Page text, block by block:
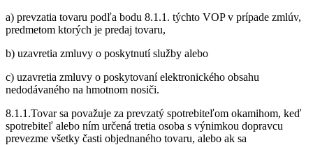
a) prevzatia tovaru podľa bodu 8.1.1. týchto VOP v prípade zmlúv,
predmetom ktorých je predaj tovaru,
b) uzavretia zmluvy o poskytnutí služby alebo
c) uzavretia zmluvy o poskytovaní elektronického obsahu
nedodávaného na hmotnom nosiči.
8.1.1.Tovar sa považuje za prevzatý spotrebiteľom okamihom, keď
spotrebiteľ alebo ním určená tretia osoba s výnimkou dopravcu
prevezme všetky časti objednaného tovaru, alebo ak sa